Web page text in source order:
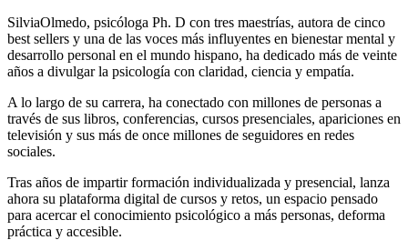
SilviaOlmedo, psicóloga Ph. D con tres maestrías, autora de cinco
best sellers y una de las voces más influyentes en bienestar mental y
desarrollo personal en el mundo hispano, ha dedicado más de veinte
años a divulgar la psicología con claridad, ciencia y empatía.
A lo largo de su carrera, ha conectado con millones de personas a
través de sus libros, conferencias, cursos presenciales, apariciones en
televisión y sus más de once millones de seguidores en redes
sociales.
Tras años de impartir formación individualizada y presencial, lanza
ahora su plataforma digital de cursos y retos, un espacio pensado
para acercar el conocimiento psicológico a más personas, deforma
práctica y accesible.